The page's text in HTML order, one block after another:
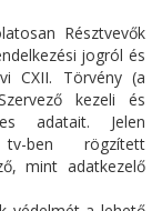
Résztvevők
jogról és
CXII. Törvény (a
kezeli és
adatait. Jelen
ben rögzített
mint adatkezelő